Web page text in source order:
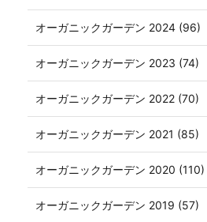
オーガニックガーデン 2024 (96)
オーガニックガーデン 2023 (74)
オーガニックガーデン 2022 (70)
オーガニックガーデン 2021 (85)
オーガニックガーデン 2020 (110)
オーガニックガーデン 2019 (57)